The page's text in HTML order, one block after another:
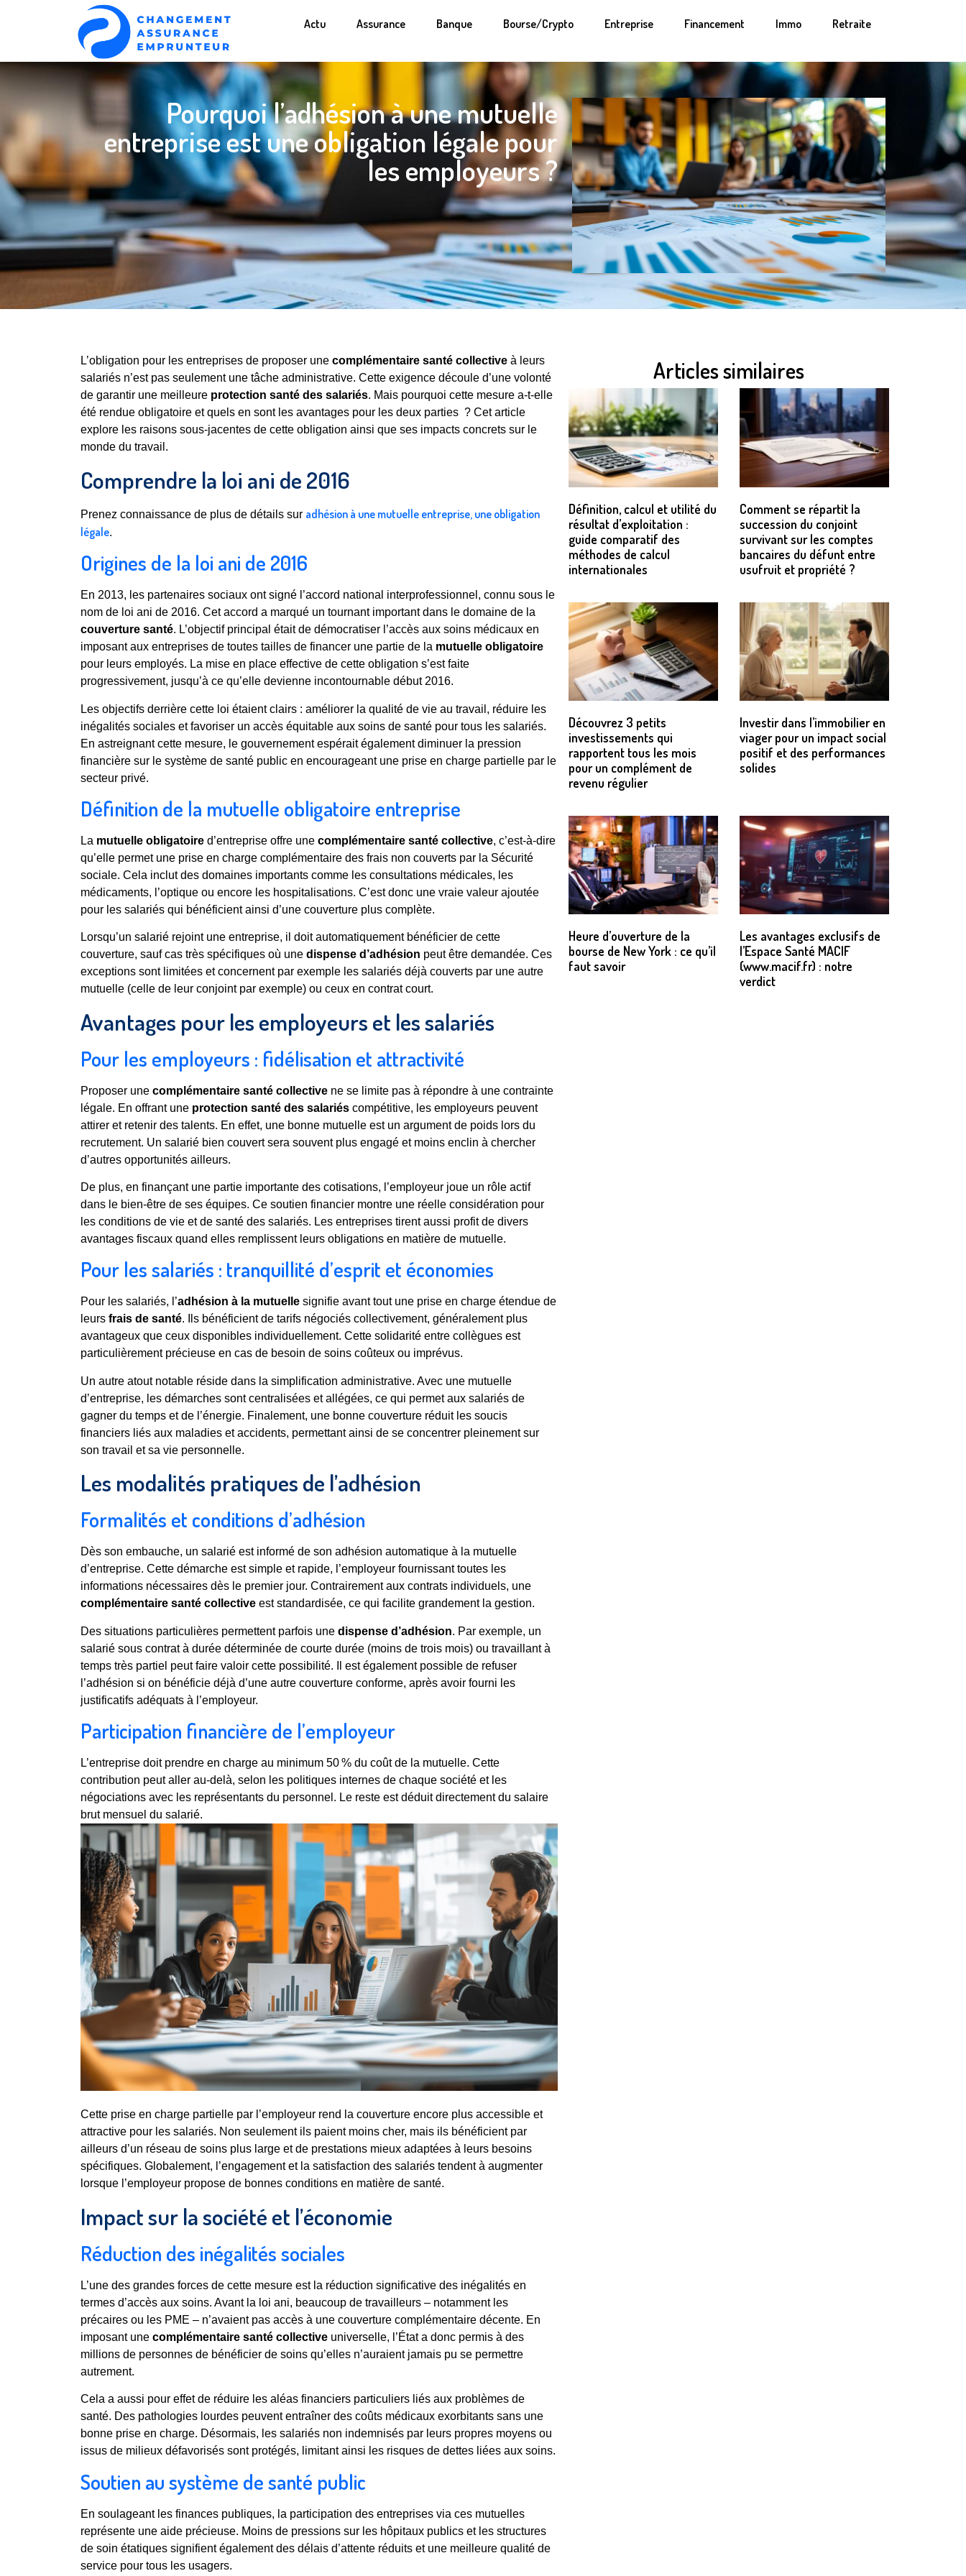
Actu Assurance Banque Bourse/Crypto Entreprise Financement Immo Retraite
Pourquoi l’adhésion à une mutuelle
entreprise est une obligation légale pour
les employeurs ?
Articles similaires
Définition, calcul et utilité du
résultat d’exploitation :
guide comparatif des
méthodes de calcul
internationales
Comment se répartit la
succession du conjoint
survivant sur les comptes
bancaires du défunt entre
usufruit et propriété ?
Découvrez 3 petits
investissements qui
rapportent tous les mois
pour un complément de
revenu régulier
Investir dans l’immobilier en
viager pour un impact social
positif et des performances
solides
Heure d’ouverture de la
bourse de New York : ce qu’il
faut savoir
Les avantages exclusifs de
l’Espace Santé MACIF
(www.macif.fr) : notre
verdict
L’obligation pour les entreprises de proposer une complémentaire santé collective à leurs
salariés n’est pas seulement une tâche administrative. Cette exigence découle d’une volonté
de garantir une meilleure protection santé des salariés. Mais pourquoi cette mesure a-t-elle
été rendue obligatoire et quels en sont les avantages pour les deux parties ? Cet article
explore les raisons sous-jacentes de cette obligation ainsi que ses impacts concrets sur le
monde du travail.
Comprendre la loi ani de 2016
Prenez connaissance de plus de détails sur adhésion à une mutuelle entreprise, une obligation
légale.
Origines de la loi ani de 2016
En 2013, les partenaires sociaux ont signé l’accord national interprofessionnel, connu sous le
nom de loi ani de 2016. Cet accord a marqué un tournant important dans le domaine de la
couverture santé. L’objectif principal était de démocratiser l’accès aux soins médicaux en
imposant aux entreprises de toutes tailles de financer une partie de la mutuelle obligatoire
pour leurs employés. La mise en place effective de cette obligation s’est faite
progressivement, jusqu’à ce qu’elle devienne incontournable début 2016.
Les objectifs derrière cette loi étaient clairs : améliorer la qualité de vie au travail, réduire les
inégalités sociales et favoriser un accès équitable aux soins de santé pour tous les salariés.
En astreignant cette mesure, le gouvernement espérait également diminuer la pression
financière sur le système de santé public en encourageant une prise en charge partielle par le
secteur privé.
Définition de la mutuelle obligatoire entreprise
La mutuelle obligatoire d’entreprise offre une complémentaire santé collective, c’est-à-dire
qu’elle permet une prise en charge complémentaire des frais non couverts par la Sécurité
sociale. Cela inclut des domaines importants comme les consultations médicales, les
médicaments, l’optique ou encore les hospitalisations. C’est donc une vraie valeur ajoutée
pour les salariés qui bénéficient ainsi d’une couverture plus complète.
Lorsqu’un salarié rejoint une entreprise, il doit automatiquement bénéficier de cette
couverture, sauf cas très spécifiques où une dispense d’adhésion peut être demandée. Ces
exceptions sont limitées et concernent par exemple les salariés déjà couverts par une autre
mutuelle (celle de leur conjoint par exemple) ou ceux en contrat court.
Avantages pour les employeurs et les salariés
Pour les employeurs : fidélisation et attractivité
Proposer une complémentaire santé collective ne se limite pas à répondre à une contrainte
légale. En offrant une protection santé des salariés compétitive, les employeurs peuvent
attirer et retenir des talents. En effet, une bonne mutuelle est un argument de poids lors du
recrutement. Un salarié bien couvert sera souvent plus engagé et moins enclin à chercher
d’autres opportunités ailleurs.
De plus, en finançant une partie importante des cotisations, l’employeur joue un rôle actif
dans le bien-être de ses équipes. Ce soutien financier montre une réelle considération pour
les conditions de vie et de santé des salariés. Les entreprises tirent aussi profit de divers
avantages fiscaux quand elles remplissent leurs obligations en matière de mutuelle.
Pour les salariés : tranquillité d’esprit et économies
Pour les salariés, l’adhésion à la mutuelle signifie avant tout une prise en charge étendue de
leurs frais de santé. Ils bénéficient de tarifs négociés collectivement, généralement plus
avantageux que ceux disponibles individuellement. Cette solidarité entre collègues est
particulièrement précieuse en cas de besoin de soins coûteux ou imprévus.
Un autre atout notable réside dans la simplification administrative. Avec une mutuelle
d’entreprise, les démarches sont centralisées et allégées, ce qui permet aux salariés de
gagner du temps et de l’énergie. Finalement, une bonne couverture réduit les soucis
financiers liés aux maladies et accidents, permettant ainsi de se concentrer pleinement sur
son travail et sa vie personnelle.
Les modalités pratiques de l’adhésion
Formalités et conditions d’adhésion
Dès son embauche, un salarié est informé de son adhésion automatique à la mutuelle
d’entreprise. Cette démarche est simple et rapide, l’employeur fournissant toutes les
informations nécessaires dès le premier jour. Contrairement aux contrats individuels, une
complémentaire santé collective est standardisée, ce qui facilite grandement la gestion.
Des situations particulières permettent parfois une dispense d’adhésion. Par exemple, un
salarié sous contrat à durée déterminée de courte durée (moins de trois mois) ou travaillant à
temps très partiel peut faire valoir cette possibilité. Il est également possible de refuser
l’adhésion si on bénéficie déjà d’une autre couverture conforme, après avoir fourni les
justificatifs adéquats à l’employeur.
Participation financière de l’employeur
L’entreprise doit prendre en charge au minimum 50 % du coût de la mutuelle. Cette
contribution peut aller au-delà, selon les politiques internes de chaque société et les
négociations avec les représentants du personnel. Le reste est déduit directement du salaire
brut mensuel du salarié.
Cette prise en charge partielle par l’employeur rend la couverture encore plus accessible et
attractive pour les salariés. Non seulement ils paient moins cher, mais ils bénéficient par
ailleurs d’un réseau de soins plus large et de prestations mieux adaptées à leurs besoins
spécifiques. Globalement, l’engagement et la satisfaction des salariés tendent à augmenter
lorsque l’employeur propose de bonnes conditions en matière de santé.
Impact sur la société et l’économie
Réduction des inégalités sociales
L’une des grandes forces de cette mesure est la réduction significative des inégalités en
termes d’accès aux soins. Avant la loi ani, beaucoup de travailleurs – notamment les
précaires ou les PME – n’avaient pas accès à une couverture complémentaire décente. En
imposant une complémentaire santé collective universelle, l’État a donc permis à des
millions de personnes de bénéficier de soins qu’elles n’auraient jamais pu se permettre
autrement.
Cela a aussi pour effet de réduire les aléas financiers particuliers liés aux problèmes de
santé. Des pathologies lourdes peuvent entraîner des coûts médicaux exorbitants sans une
bonne prise en charge. Désormais, les salariés non indemnisés par leurs propres moyens ou
issus de milieux défavorisés sont protégés, limitant ainsi les risques de dettes liées aux soins.
Soutien au système de santé public
En soulageant les finances publiques, la participation des entreprises via ces mutuelles
représente une aide précieuse. Moins de pressions sur les hôpitaux publics et les structures
de soin étatiques signifient également des délais d’attente réduits et une meilleure qualité de
service pour tous les usagers.